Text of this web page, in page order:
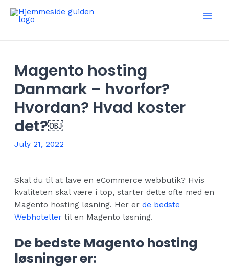
Magento hosting
Danmark – hvorfor?
Hvordan? Hvad koster
det?￼
July 21, 2022
Skal du til at lave en eCommerce webbutik? Hvis
kvaliteten skal være i top, starter dette ofte med en
Magento hosting løsning. Her erde bedste
Webhoteller til en Magento løsning.
De bedste Magento hosting
løsninger er: